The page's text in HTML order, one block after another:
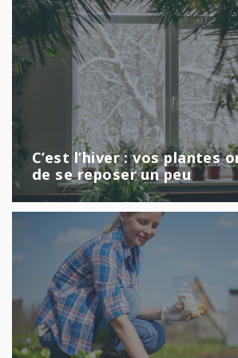
C’est l’hiver : vos plantes
de se reposer un peu